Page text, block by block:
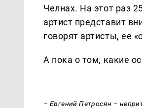
Челнах. На этот раз
артист представит
говорят артисты, ее
А пока о том, какие
– Евгений Петросян –